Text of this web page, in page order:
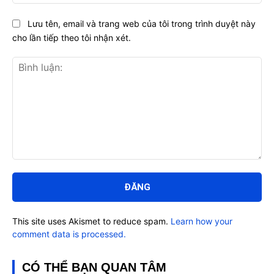
luận:
Lưu tên, email và trang web của tôi trong trình duyệt này
cho lần tiếp theo tôi nhận xét.
This site uses Akismet to reduce spam. Learn how your
comment data is processed.
CÓ THỂ BẠN QUAN TÂM